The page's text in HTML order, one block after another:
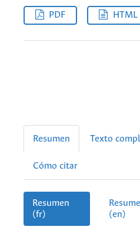
PDF HTML
Resumen Texto
Cómo citar
Resumen
(fr)
(en)